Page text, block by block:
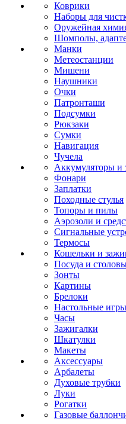
Коврики
Наборы для
Оружейная
Шомполы,
Манки
Метеостанции
Мишени
Наушники
Очки
Патронташи
Подсумки
Рюкзаки
Сумки
Навигация
Чучела
Аккумуляторы и
Фонари
Заплатки
Походные стулья
Топоры и пилы
Аэрозоли и
Сигнальные
Термосы
Кошельки и
Посуда и
Зонты
Картины
Брелоки
Настольные игры
Часы
Зажигалки
Шкатулки
Макеты
Аксессуары
Арбалеты
Духовые трубки
Луки
Рогатки
Газовые